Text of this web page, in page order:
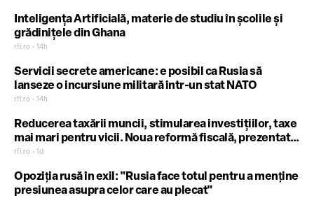
Inteligența Artificială, materie de studiu în școlile și
grădinițele din Ghana
rfi.ro • 14h
Servicii secrete americane: e posibil ca Rusia să
lanseze o incursiune militară într-un stat NATO
rfi.ro • 14h
Reducerea taxării muncii, stimularea investițiilor, taxe
mai mari pentru vicii. Noua reformă fiscală, prezentată
de premierul R.Moldova
rfi.ro • 1d
Opoziţia rusă în exil: "Rusia face totul pentru a menţine
presiunea asupra celor care au plecat"